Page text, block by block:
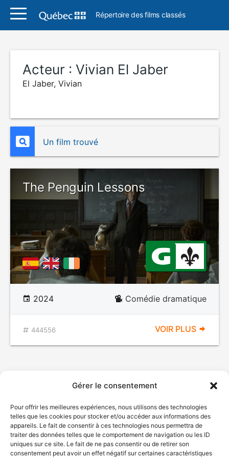
Gérer le consentement
Pour offrir les meilleures expériences, nous utilisons des technologies
telles que les cookies pour stocker et/ou accéder aux informations des
appareils. Le fait de consentir à ces technologies nous permettra de
traiter des données telles que le comportement de navigation ou les ID
uniques sur ce site. Le fait de ne pas consentir ou de retirer son
consentement peut avoir un effet négatif sur certaines caractéristiques
Répertoire des films classés
Acteur : Vivian El Jaber
El Jaber, Vivian
Un film trouvé
The Penguin Lessons
2024 Comédie dramatique
444556 VOIR PLUS